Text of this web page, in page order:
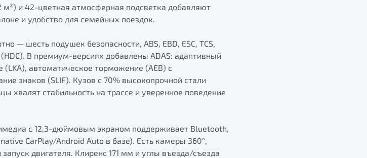
и 42-цветная атмосферная подсветка добавляют
и удобство для семейных поездок.
— шесть подушек безопасности, ABS, EBD, ESC, TCS,
В премиум-версиях добавлены ADAS: адаптивный
(LKA), автоматическое торможение (AEB) с
знаков (SLIF). Кузов с 70% высокопрочной стали
хвалят стабильность на трассе и уверенное поведение
с 12,3-дюймовым экраном поддерживает Bluetooth,
CarPlay/Android Auto в базе). Есть камеры 360°,
двигателя. Клиренс 171 мм и углы въезда/съезда